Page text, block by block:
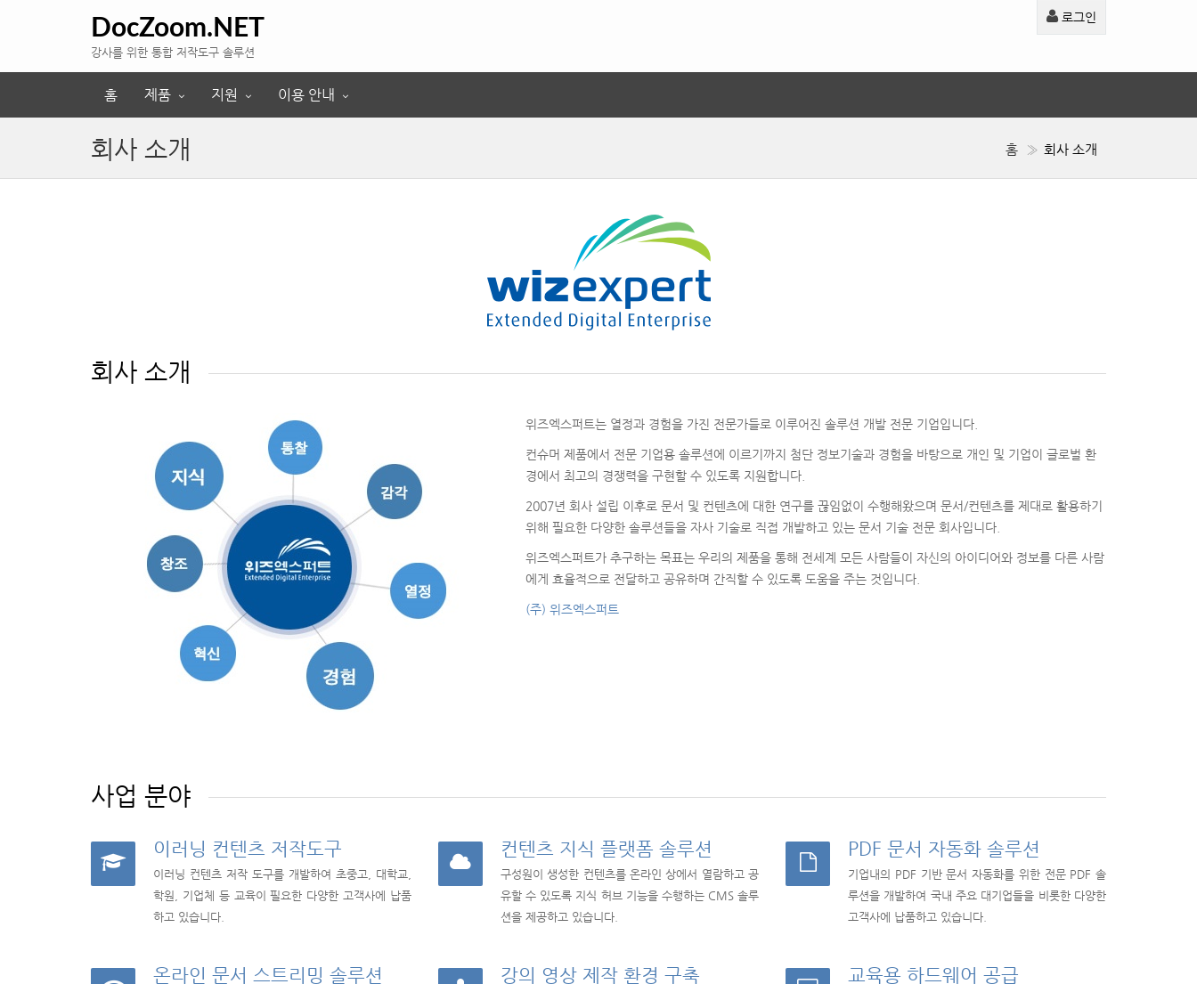
DocZoom.NET
강사를 위한 통합 저작도구 솔루션
로그인
홈 제품 지원 이용 안내
회사 소개 홈 회사 소개
회사 소개
위즈엑스퍼트는 열정과 경험을 가진 전문가들로 이루어진 솔루션 개발 전문 기업입니다.
컨슈머 제품에서 전문 기업용 솔루션에 이르기까지 첨단 정보기술과 경험을 바탕으로 개인 및 기업이 글로벌 환
경에서 최고의 경쟁력을 구현할 수 있도록 지원합니다.
2007년 회사 설립 이후로 문서 및 컨텐츠에 대한 연구를 끊임없이 수행해왔으며 문서/컨텐츠를 제대로 활용하기
위해 필요한 다양한 솔루션들을 자사 기술로 직접 개발하고 있는 문서 기술 전문 회사입니다.
위즈엑스퍼트가 추구하는 목표는 우리의 제품을 통해 전세계 모든 사람들이 자신의 아이디어와 정보를 다른 사람
에게 효율적으로 전달하고 공유하며 간직할 수 있도록 도움을 주는 것입니다.
(주) 위즈엑스퍼트
사업 분야
이러닝 컨텐츠 저작도구
이러닝 컨텐츠 저작 도구를 개발하여 초중고, 대학교,
학원, 기업체 등 교육이 필요한 다양한 고객사에 납품
하고 있습니다.
컨텐츠 지식 플랫폼 솔루션
구성원이 생성한 컨텐츠를 온라인 상에서 열람하고 공
유할 수 있도록 지식 허브 기능을 수행하는 CMS 솔루
션을 제공하고 있습니다.
PDF 문서 자동화 솔루션
기업내의 PDF 기반 문서 자동화를 위한 전문 PDF 솔
루션을 개발하여 국내 주요 대기업들을 비롯한 다양한
고객사에 납품하고 있습니다.
온라인 문서 스트리밍 솔루션 강의 영상 제작 환경 구축 교육용 하드웨어 공급